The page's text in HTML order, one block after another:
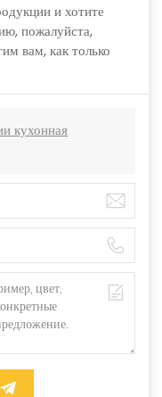
и хотите
пожалуйста,
вам, как только
кухонная